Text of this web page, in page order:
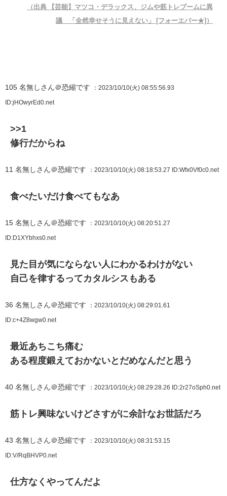
（出典 【芸能】マツコ・デラックス、ジムや筋トレブームに異
議 「全然幸せそうに見えない」 [フォーエバー★]）
105 名無しさん＠恐縮です ：2023/10/10(火) 08:55:56.93
ID:jHOwyrEd0.net
>>1
修行だからね
11 名無しさん＠恐縮です ：2023/10/10(火) 08:18:53.27 ID:Wfx0Vf0c0.net
食べたいだけ食べてもなあ
15 名無しさん＠恐縮です ：2023/10/10(火) 08:20:51.27
ID:D1XYbhxs0.net
見た目が気にならない人にわかるわけがない
自己を律するってカタルシスもある
36 名無しさん＠恐縮です ：2023/10/10(火) 08:29:01.61
ID:c+4Z8wgw0.net
最近あちこち痛む
ある程度鍛えておかないとだめなんだと思う
40 名無しさん＠恐縮です ：2023/10/10(火) 08:29:28.26 ID:2r27oSph0.net
筋トレ興味ないけどさすがに余計なお世話だろ
43 名無しさん＠恐縮です ：2023/10/10(火) 08:31:53.15
ID:V/RqBHVP0.net
仕方なくやってんだよ